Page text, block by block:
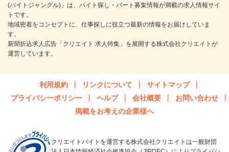
(バイトジャングル)」は、バイト探し・パート募集情報が満載の求人情報サイ
トです。
地域密着をコンセプトに、仕事探しに役立つ最新の情報をお届けしていま
す。
新聞折込求人広告「クリエイト 求人特集」を展開する株式会社クリエイトが
運営しています。
利用規約 リンクについて
サイトマップ
プライバシーポリシー
ヘルプ 会社概要
お問い合わせ
掲載をお考えの企業様へ
クリエイトバイトを運営する株式会社クリエイトは一般財団